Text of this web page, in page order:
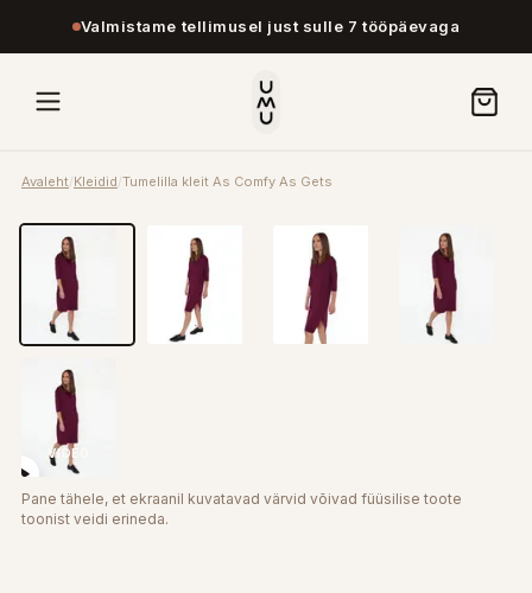
Valmistame tellimusel just sulle 7 tööpäevaga
Avaleht/Kleidid/Tumelilla kleit As Comfy As Gets
VIDEO
Pane tähele, et ekraanil kuvatavad värvid võivad füüsilise toote
toonist veidi erineda.